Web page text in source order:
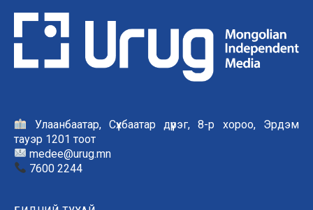
Улаанбаатар, Сүхбаатар дүүрэг, 8-р хороо, Эрдэм
тауэр 1201 тоот
medee@urug.mn
7600 2244